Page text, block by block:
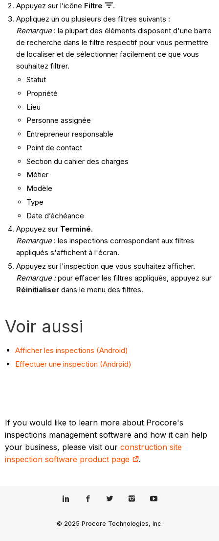
Appuyez sur l’icône Filtre
.
Appliquez un ou plusieurs des filtres suivants :
Remarque: la plupart des éléments disposent d'une barre
de recherche dans le filtre respectif pour vous permettre
de localiser et de sélectionner facilement ce que vous
souhaitez filtrer.
Statut
Propriété
Lieu
Personne assignée
Entrepreneur responsable
Point de contact
Section du cahier des charges
Métier
Modèle
Type
Date d’échéance
Appuyez sur Terminé.
Remarque: les inspections correspondant aux filtres
appliqués s'affichent à l'écran.
Appuyez sur l'inspection que vous souhaitez afficher.
Remarque :pour effacer les filtres appliqués, appuyez sur
Réinitialiserdans le menu des filtres.
Voir aussi
Afficher les inspections (Android)
Effectuer une inspection (Android)
If you would like to learn more about Procore's
inspections management software and how it can help
your business, please visit ourconstruction site
inspection software product page
.
© 2025 Procore Technologies, Inc.